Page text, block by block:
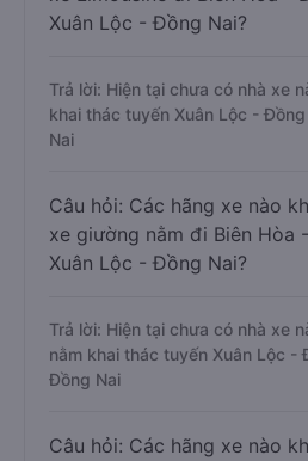
Xuân Lộc - Đồng Nai?
Trả lời: Hiện tại chưa có nhà xe
khai thác tuyến Xuân Lộc -
Nai
Câu hỏi: Các hãng xe nào
xe giường nằm đi Biên Hòa
Xuân Lộc - Đồng Nai?
Trả lời: Hiện tại chưa có nhà xe
nằm khai thác tuyến Xuân Lộc -
Đồng Nai
Câu hỏi: Các hãng xe nào